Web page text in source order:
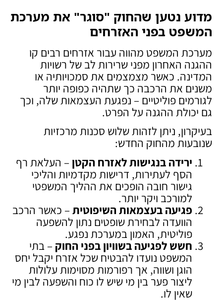
מדוע נטען שהחוק "סוגר" את מערכת
המשפט בפני האזרחים
מערכת המשפט מהווה עבור אזרחים רבים קו
ההגנה האחרון מפני שרירות לב של רשויות
המדינה. כאשר מצמצמים את סמכויותיה או
משנים את הרכבה כך שתהיה כפופה יותר
לגורמים פוליטיים – נפגעת העצמאות שלה, וכך
גם יכולת ההגנה על הפרט.
בעיקרון, ניתן לזהות שלוש סכנות מרכזיות
שנובעות מהחוק החדש:
ירידה בנגישות לאזרח הקטן – העלאת רף
הסף לעתירות, דרישות מקדמיות והליכי
גישור חובה הופכים את ההליך המשפטי
למורכב ויקר יותר.
פגיעה בעצמאות השיפוטית – כאשר הרכב
הוועדה לבחירת שופטים נתון להשפעה
פוליטית, האמון במערכת נפגע.
חשש לפגיעה בשוויון בפני החוק – בתי
המשפט נועדו להבטיח שכל אזרח יקבל יחס
הוגן ושווה, אך רפורמות מסוימות עלולות
ליצור פער בין מי שיש לו כוח והשפעה לבין מי
שאין לו.